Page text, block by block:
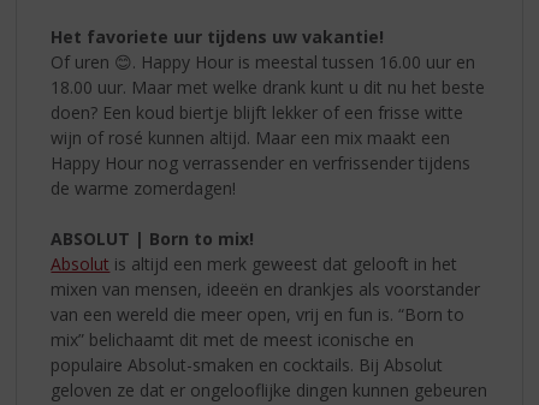
Het favoriete uur tijdens uw vakantie!
Of uren 😊. Happy Hour is meestal tussen 16.00 uur en
18.00 uur. Maar met welke drank kunt u dit nu het beste
doen? Een koud biertje blijft lekker of een frisse witte
wijn of rosé kunnen altijd. Maar een mix maakt een
Happy Hour nog verrassender en verfrissender tijdens
de warme zomerdagen!
ABSOLUT | Born to mix!
Absolut is altijd een merk geweest dat gelooft in het
mixen van mensen, ideeën en drankjes als voorstander
van een wereld die meer open, vrij en fun is. “Born to
mix” belichaamt dit met de meest iconische en
populaire Absolut-smaken en cocktails. Bij Absolut
geloven ze dat er ongelooflijke dingen kunnen gebeuren